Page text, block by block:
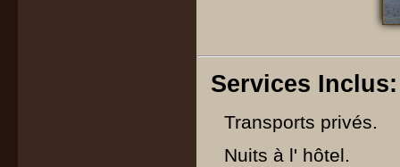
Services Inclus:
Transports privés.
Nuits à l' hôtel.